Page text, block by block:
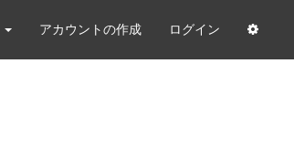
アカウントの作成 ログイン